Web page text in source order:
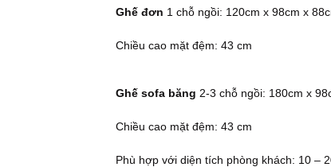
Ghế đơn 1 chỗ ngồi: 120cm x 98cm x
Chiều cao mặt đệm: 43 cm
Ghế sofa băng 2-3 chỗ ngồi: 180cm x
Chiều cao mặt đệm: 43 cm
Phù hợp với diện tích phòng khách: 10 –